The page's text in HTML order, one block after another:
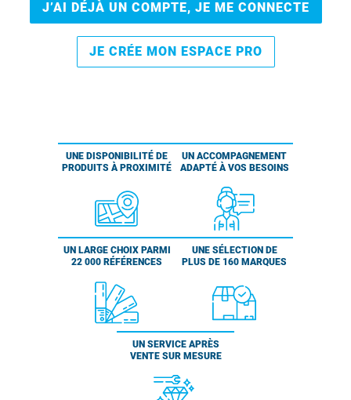
J’AI DÉJÀ UN COMPTE, JE ME CONNECTE
JE CRÉE MON ESPACE PRO
UNE DISPONIBILITÉ DE
PRODUITS À PROXIMITÉ
UN ACCOMPAGNEMENT
ADAPTÉ À VOS BESOINS
UN LARGE CHOIX PARMI
22 000 RÉFÉRENCES
UNE SÉLECTION DE
PLUS DE 160 MARQUES
UN SERVICE APRÈS
VENTE SUR MESURE